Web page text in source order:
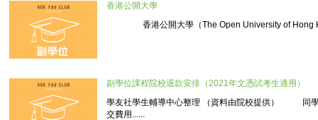
香港公開大學
香港公開大學（The Open University of Hong
副學位課程院校退款安排（2021年文憑試考生適用）
學友社學生輔導中心整理 （資料由院校提供） 同學
交費用......